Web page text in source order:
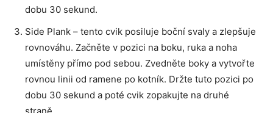
dobu 30 sekund.
Side Plank – tento cvik posiluje boční svaly a zlepšuje
rovnováhu. Začněte v pozici na boku, ruka a noha
umístěny přímo pod sebou. Zvedněte boky a vytvořte
rovnou linii od ramene po kotník. Držte tuto pozici po
dobu 30 sekund a poté cvik zopakujte na druhé